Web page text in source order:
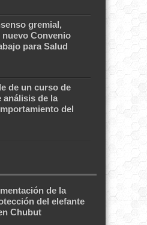
gremial,
Convenio
para Salud
de un curso de
análisis de la
del
de la
del elefante
Chubut